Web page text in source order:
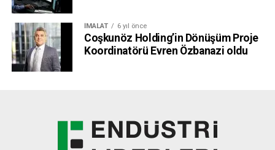
İMALAT 6 yıl önce
Coşkunöz Holding’in Dönüşüm Proje
Koordinatörü Evren Özbanazi oldu